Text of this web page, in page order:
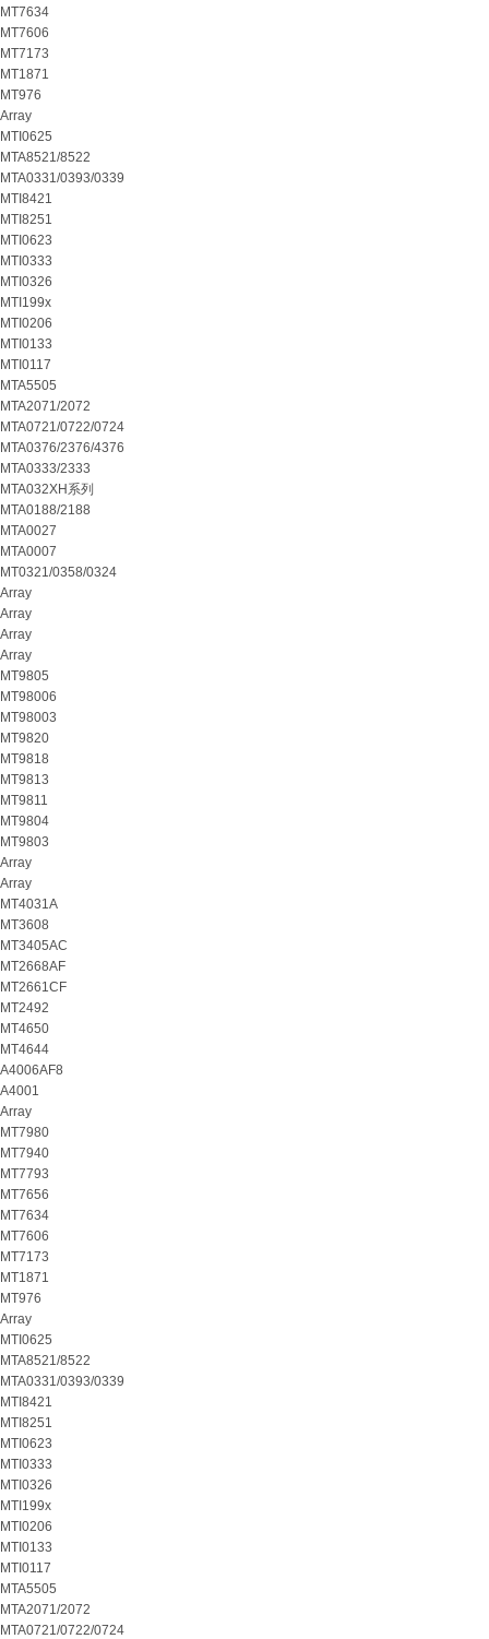
MT7634
MT7606
MT7173
MT1871
MT976
Array
MTI0625
MTA8521/8522
MTA0331/0393/0339
MTI8421
MTI8251
MTI0623
MTI0333
MTI0326
MTI199x
MTI0206
MTI0133
MTI0117
MTA5505
MTA2071/2072
MTA0721/0722/0724
MTA0376/2376/4376
MTA0333/2333
MTA032XH系列
MTA0188/2188
MTA0027
MTA0007
MT0321/0358/0324
Array
Array
Array
Array
MT9805
MT98006
MT98003
MT9820
MT9818
MT9813
MT9811
MT9804
MT9803
Array
Array
MT4031A
MT3608
MT3405AC
MT2668AF
MT2661CF
MT2492
MT4650
MT4644
A4006AF8
A4001
Array
MT7980
MT7940
MT7793
MT7656
MT7634
MT7606
MT7173
MT1871
MT976
Array
MTI0625
MTA8521/8522
MTA0331/0393/0339
MTI8421
MTI8251
MTI0623
MTI0333
MTI0326
MTI199x
MTI0206
MTI0133
MTI0117
MTA5505
MTA2071/2072
MTA0721/0722/0724